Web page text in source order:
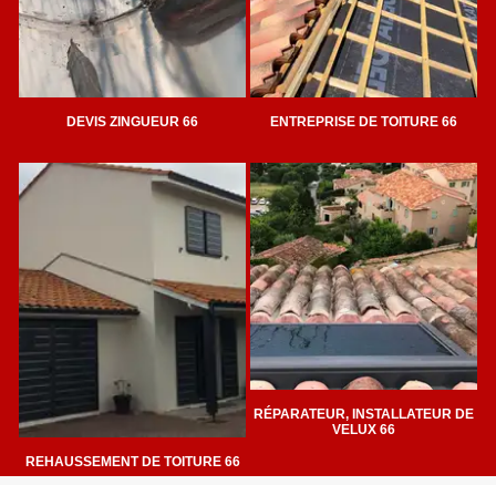
DEVIS ZINGUEUR 66 ENTREPRISE DE TOITURE 66
REHAUSSEMENT DE TOITURE 66
RÉPARATEUR, INSTALLATEUR DE
VELUX 66